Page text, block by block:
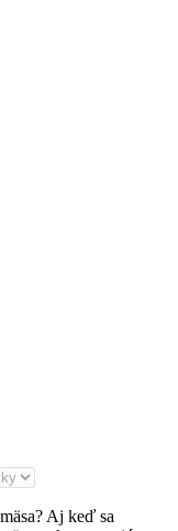
Aj keď sa